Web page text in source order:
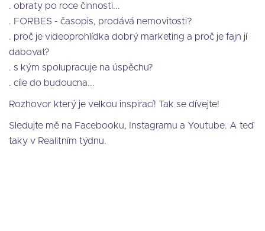
. obraty po roce činnosti...
. FORBES - časopis, prodává nemovitosti?
. proč je videoprohlídka dobrý marketing a proč je fajn jí
dabovat?
. s kým spolupracuje na úspěchu?
. cíle do budoucna...
Rozhovor který je velkou inspirací! Tak se dívejte!
Sledujte mě na Facebooku, Instagramu a Youtube. A teď
taky v Realitním týdnu.